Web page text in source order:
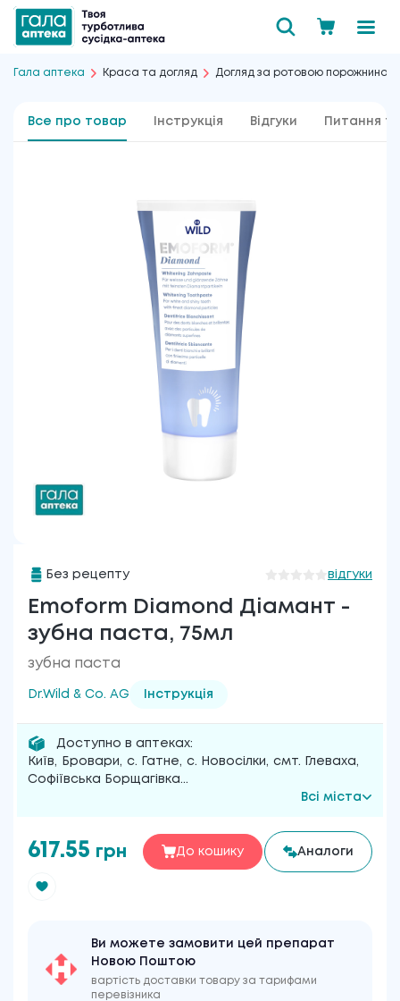
Гала аптека Краса та догляд Догляд за ротовою порожниною
Все про товар Інструкція Відгуки Питання та
Без рецепту відгуки
Emoform Diamond Діамант -
зубна паста, 75мл
зубна паста
Dr.Wild & Co. AG Інструкція
Доступно в аптеках:
Київ, Бровари, с. Гатне, с. Новосілки, смт. Глеваха,
Софіївська Борщагівка...
Всі міста
617.55 грн До кошику Аналоги
Ви можете замовити цей препарат
Новою Поштою
вартість доставки товару за тарифами
перевізника